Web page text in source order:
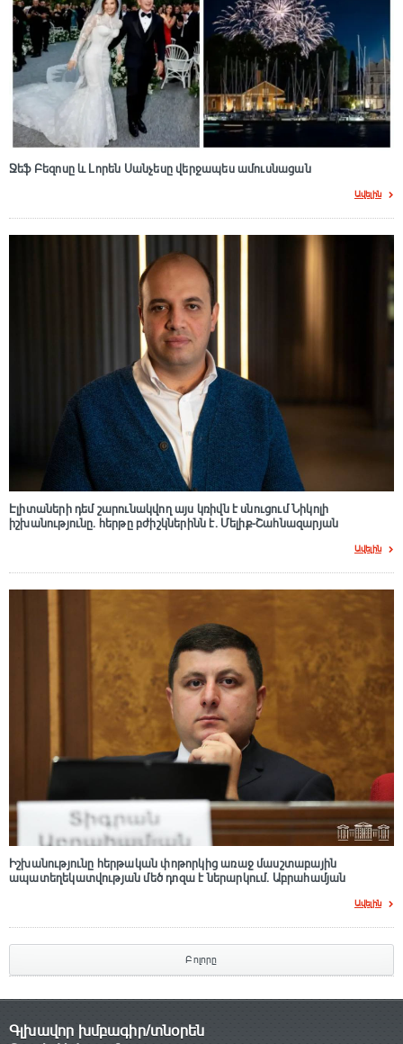
Ջեֆ Բեզոսը և Լորեն Սանչեսը վերջապես ամուսնացան
Ավելին
Էլիտաների դեմ շարունակվող այս կռիվն է սնուցում Նիկոլի
իշխանությունը. հերթը բժիշկներինն է. Մելիք-Շահնազարյան
Ավելին
Իշխանությունը հերթական փոթորկից առաջ մասշտաբային
ապատեղեկատվության մեծ դnզա է ներարկում․ Աբրահամյան
Ավելին
Բոլորը
Գլխավոր խմբագիր/տնօրեն